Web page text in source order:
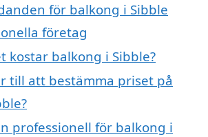
för balkong i Sibble
företag
kostar balkong i Sibble?
till att bestämma priset på
professionell för balkong i